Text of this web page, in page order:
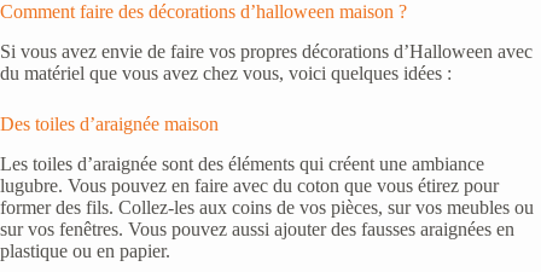
Comment faire des décorations d’halloween maison ?
Si vous avez envie de faire vos propres décorations d’Halloween avec
du matériel que vous avez chez vous, voici quelques idées :
Des toiles d’araignée maison
Les toiles d’araignée sont des éléments qui créent une ambiance
lugubre. Vous pouvez en faire avec du coton que vous étirez pour
former des fils. Collez-les aux coins de vos pièces, sur vos meubles ou
sur vos fenêtres. Vous pouvez aussi ajouter des fausses araignées en
plastique ou en papier.